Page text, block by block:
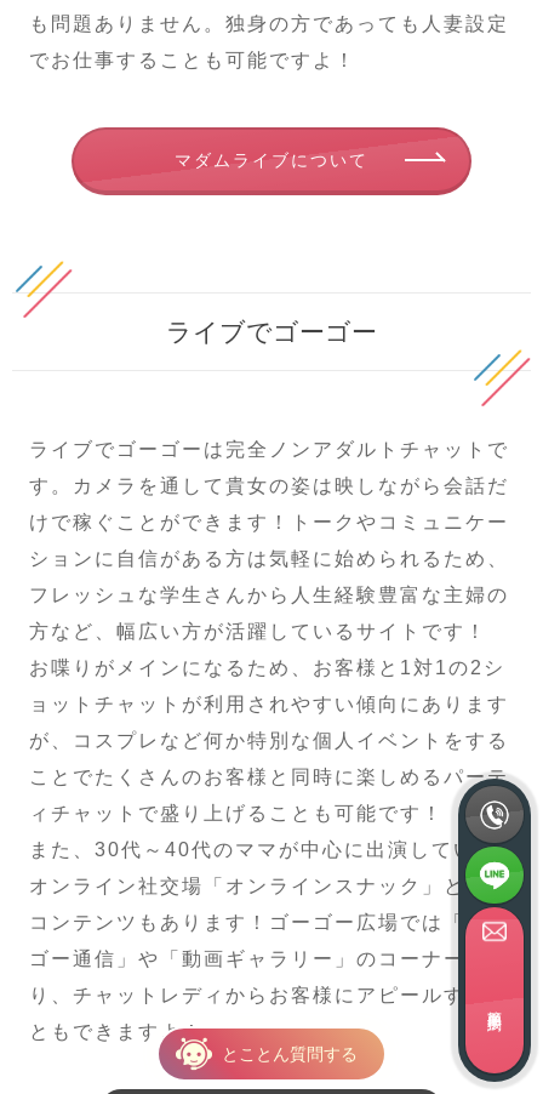
も問題ありません。独身の方であっても人妻設定
でお仕事することも可能ですよ！
マダムライブについて
ライブでゴーゴー
ライブでゴーゴーは完全ノンアダルトチャットで
す。カメラを通して貴女の姿は映しながら会話だ
けで稼ぐことができます！トークやコミュニケー
ションに自信がある方は気軽に始められるため、
フレッシュな学生さんから人生経験豊富な主婦の
方など、幅広い方が活躍しているサイトです！
お喋りがメインになるため、お客様と1対1の2シ
ョットチャットが利用されやすい傾向にあります
が、コスプレなど何か特別な個人イベントをする
ことでたくさんのお客様と同時に楽しめるパーテ
ィチャットで盛り上げることも可能です！
また、30代～40代のママが中心に出演している
オンライン社交場「オンラインスナック」という
コンテンツもあります！ゴーゴー広場では「ゴー
ゴー通信」や「動画ギャラリー」のコーナーがあ
り、チャットレディからお客様にアピールするこ
ともできますよ！
とことん質問する